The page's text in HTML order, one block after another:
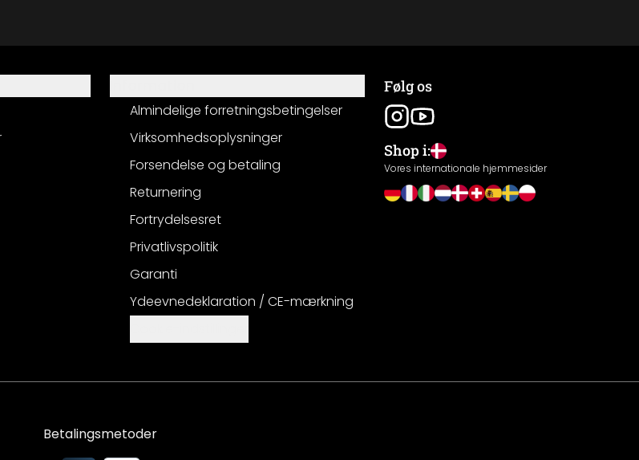
Almindelige forretningsbetingelser
Virksomhedsoplysninger
Forsendelse og betaling
Returnering
Fortrydelsesret
Privatlivspolitik
Garanti
Ydeevnedeklaration / CE-mærkning
Følg os
Shop i:
Vores internationale hjemmesider
Betalingsmetoder